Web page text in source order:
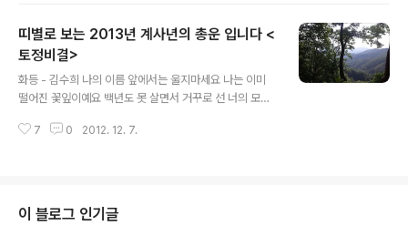
띠별로 보는 2013년 계사년의 총운 입니다 <
토정비결>
화등 - 김수희 나의 이름 앞에서는 울지마세요 나는 이미
떨어진 꽃잎이예요 백년도 못 살면서 거꾸로 선 너의 모습
길이 보일 때엔 사랑의 이불자락을 소롯이 덮어 주고 화등
화등하나 챙겨 들고 미움만 떠납니다 사랑의 이불자락을
소롯이 덮어 주고 화등하나 챙겨 들고 미움만 떠납니다 미
7 0 2012. 12. 7.
이 블로그 인기글